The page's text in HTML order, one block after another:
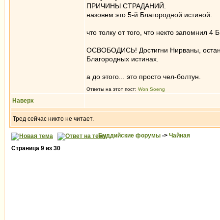
ПРИЧИНЫ СТРАДАНИЙ.
назовем это 5-й Благородной истиной.
что толку от того, что некто запомнил 4
ОСВОБОДИСЬ! Достигни Нирваны,
Благородных истинах.
а до этого... это просто чел-болтун.
Ответы на этот пост: Won Soeng
Наверх
Тред сейчас никто не читает.
Буддийские форумы -> Чайная
Страница 9 из 30